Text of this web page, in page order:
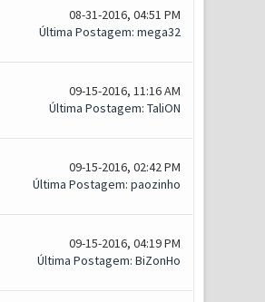
08-31-2016, 04:51 PM
Última Postagem: mega32
09-15-2016, 11:16 AM
Última Postagem: TaliON
09-15-2016, 02:42 PM
Última Postagem: paozinho
09-15-2016, 04:19 PM
Última Postagem: BiZonHo